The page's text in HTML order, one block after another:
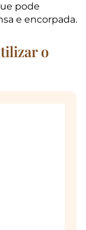
pode
e encorpada.
o